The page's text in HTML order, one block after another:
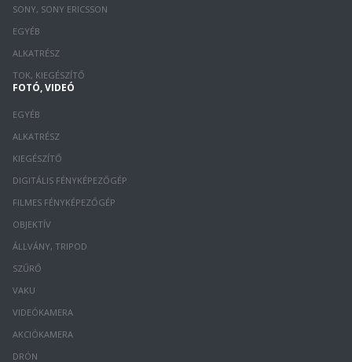
SONY, SONY ERICSSON
EGYÉB
ALKATRÉSZ
TOK, KIEGÉSZÍTŐ
FOTÓ, VIDEÓ
EGYÉB
ALKATRÉSZ
KIEGÉSZÍTŐ
DIGITÁLIS FÉNYKÉPEZŐGÉP
FILMES FÉNYKÉPEZŐGÉP
OBJEKTÍV
ÁLLVÁNY, TRIPOD
SZŰRŐ
VAKU
VIDEÓKAMERA
AKCIÓKAMERA
DRÓN